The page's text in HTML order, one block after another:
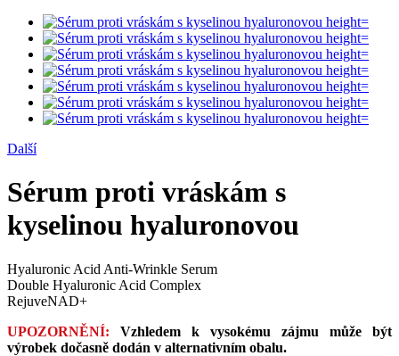
Další
Sérum proti vráskám s
kyselinou hyaluronovou
Hyaluronic Acid Anti-Wrinkle Serum
Double Hyaluronic Acid Complex
RejuveNAD+
UPOZORNĚNÍ: Vzhledem k vysokému zájmu může být
výrobek dočasně dodán v alternativním obalu.